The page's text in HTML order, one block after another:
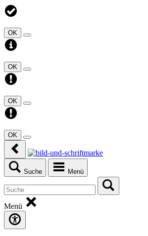
OK
OK
OK
OK
Suche Menü
Menü